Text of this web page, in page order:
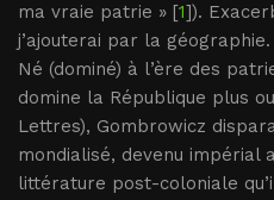
ma vraie patrie » [1]).
j’ajouterai par la géographie.
Né (dominé) à l’ère des
domine la République plus
Lettres), Gombrowicz
mondialisé, devenu impérial
littérature post-coloniale